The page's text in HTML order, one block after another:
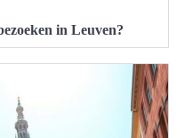
in Leuven?